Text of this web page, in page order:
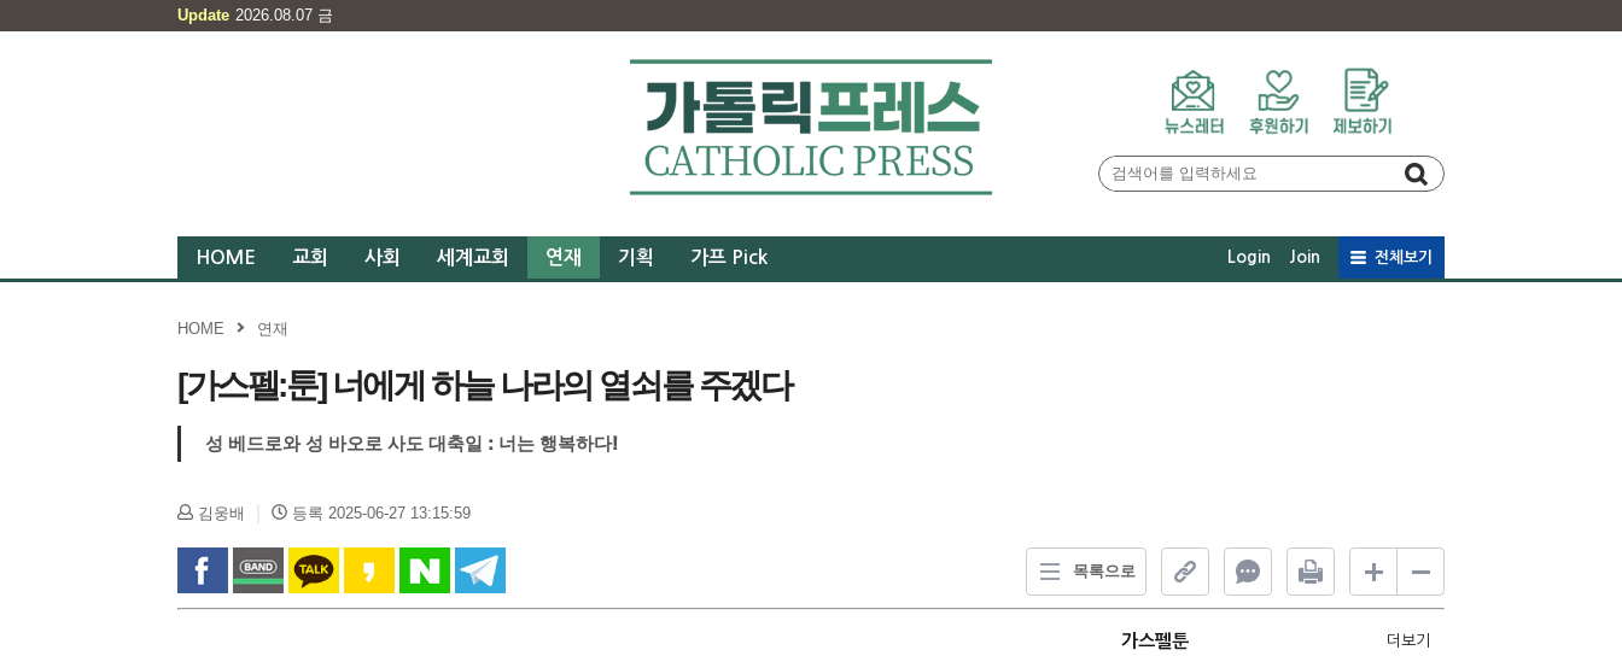
Update 2026.08.07 금
HOME 교회 사회 세계교회 연재 기획 가프 Pick Login Join 전체보기
HOME 연재
[가스펠:툰] 너에게 하늘 나라의 열쇠를 주겠다
성 베드로와 성 바오로 사도 대축일 : 너는 행복하다!
김웅배 등록 2025-06-27 13:15:59
목록으로
가스펠툰 더보기